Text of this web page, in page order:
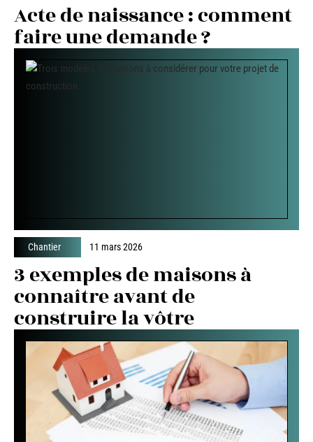
Acte de naissance : comment
faire une demande ?
Chantier 11 mars 2026
3 exemples de maisons à
connaître avant de
construire la vôtre